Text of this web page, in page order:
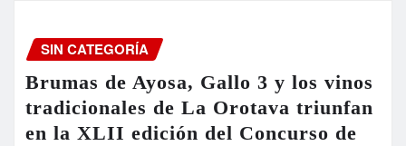
SIN CATEGORÍA
Brumas de Ayosa, Gallo 3 y los vinos
tradicionales de La Orotava triunfan
en la XLII edición del Concurso de